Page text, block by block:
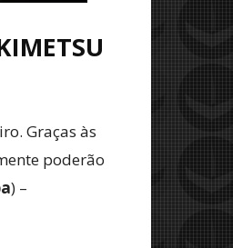
Graças às
poderão
) –